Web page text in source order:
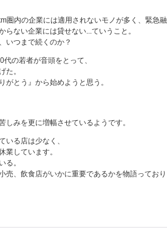
圏内の企業には適用されないモノが多く、緊急融
ない企業には貸せない...ていうこと。
いつまで続くのか？
の若者が音頭をとって、
た。
とう』から始めようと思う。
しみを更に増幅させているようです。
いる店は少なく、
業しています。
る。
売、飲食店がいかに重要であるかを物語っており